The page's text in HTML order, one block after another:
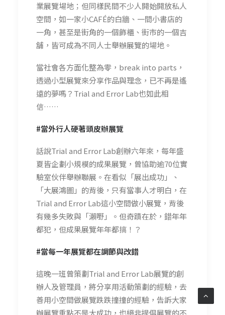
業展覽場地；但同樣民間不少人開始開放私人
空間，如一家小CAFÉ的白牆、一間小書店的
一角，甚至是街角的一個飾櫃、街市的一個吉
舖，皆可成為不同人士舉辦展覽的場地。
當社會各方面化整為零，break into parts，
透過小型展覽來分享作品與理念，已不再是遙
遠的夢嗎？Trial and Error Lab也如此相
信……
#當外行人硬著頭皮辦展覽
話說Trial and Error Lab創辦六年來，每年盛
夏皆企劃小規模的成果展覽，曾協助逾70位實
驗室伙伴舉辦聯展。在看似「展出成功」、
「大展鴻圖」的背後，只有當事人才明白，在
Trial and Error Lab這小空間做小展覽，背後
有幾多失敗與「瀨嘢」。但奇蹟在於，錯年年
都犯，但成果展覽年年都搞！？
#當每一年展覽都在調節與改錯
這晚一班曾策劃Trial and Error Lab展覽的創
辦人及管理員，將分享用活動策劃的經驗，去
善用小空間做展覽跌跌撞撞的經驗，告訴大家
辦展覽重點不是大成功，也絕非提倡展覽的不